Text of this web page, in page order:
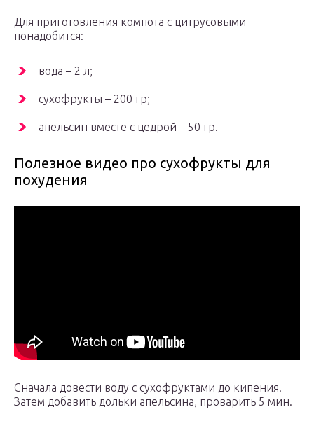
Для приготовления компота с цитрусовыми
понадобится:
вода – 2 л;
сухофрукты – 200 гр;
апельсин вместе с цедрой – 50 гр.
Полезное видео про сухофрукты для
похудения
Сначала довести воду с сухофруктами до кипения.
Затем добавить дольки апельсина, проварить 5 мин.